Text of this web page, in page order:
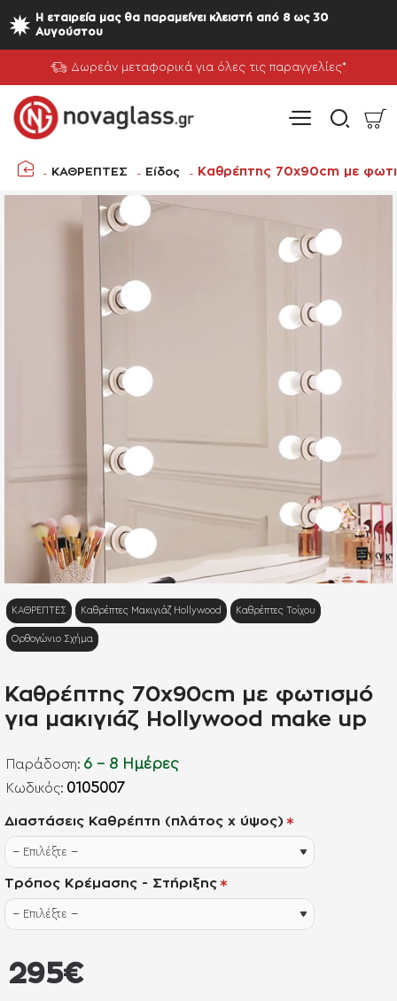
Η εταιρεία μας θα παραμείνει κλειστή από 8 ως 30
Αυγούστου
Δωρεάν μεταφορικά για όλες τις παραγγελίες*
ΚΑΘΡΕΠΤΕΣ Είδος Καθρέπτης 70x90cm με
ΚΑΘΡΕΠΤΕΣ Καθρέπτες Μακιγιάζ Hollywood Καθρέπτες Τοίχου
Ορθογώνιο Σχήμα
Καθρέπτης 70x90cm με φωτισμό
για μακιγιάζ Hollywood make up
Παράδοση: 6 - 8 Ημέρες
Kωδικός: 0105007
295€
Διαστάσεις Καθρέπτη (πλάτος x ύψος)
Τρόπος Κρέμασης - Στήριξης